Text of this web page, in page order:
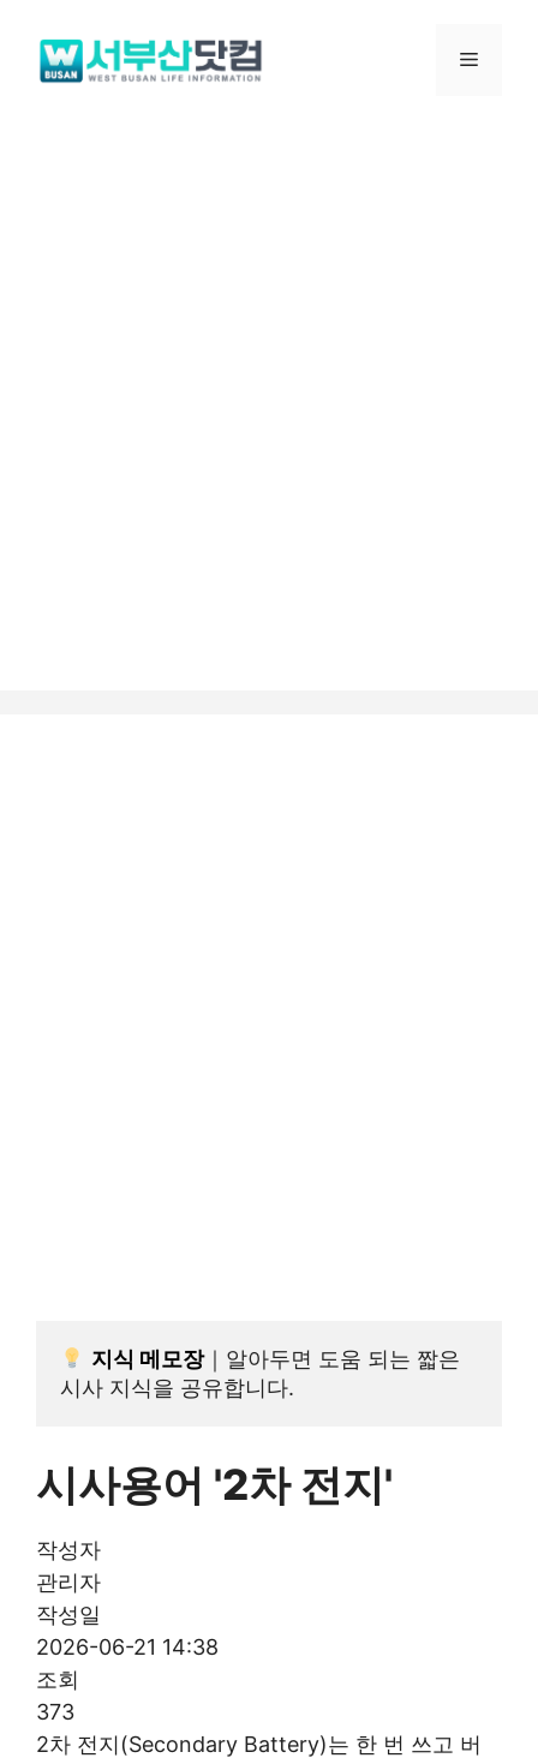
메
지식 메모장｜알아두면 도움 되는 짧은
시사 지식을 공유합니다.
시사용어 '2차 전지'
작성자
관리자
작성일
2026-06-21 14:38
조회
373
2차 전지(Secondary Battery)는 한 번 쓰고 버